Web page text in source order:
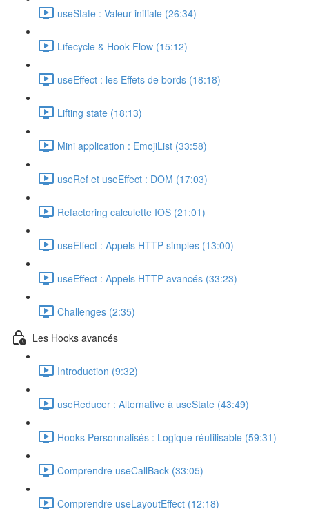
useState : Valeur initiale (26:34)
Lifecycle & Hook Flow (15:12)
useEffect : les Effets de bords (18:18)
Lifting state (18:13)
Mini application : EmojiList (33:58)
useRef et useEffect : DOM (17:03)
Refactoring calculette IOS (21:01)
useEffect : Appels HTTP simples (13:00)
useEffect : Appels HTTP avancés (33:23)
Challenges (2:35)
Les Hooks avancés
Introduction (9:32)
useReducer : Alternative à useState (43:49)
Hooks Personnalisés : Logique réutilisable (59:31)
Comprendre useCallBack (33:05)
Comprendre useLayoutEffect (12:18)